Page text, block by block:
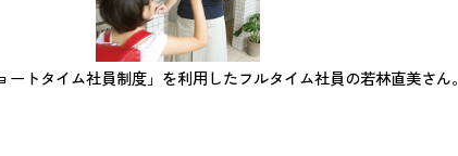
ートタイム社員制度」を利用したフルタイム社員の若林直美さん。